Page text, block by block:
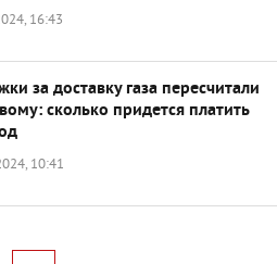
16:43
за доставку газа пересчитали
сколько придется платить
10:41